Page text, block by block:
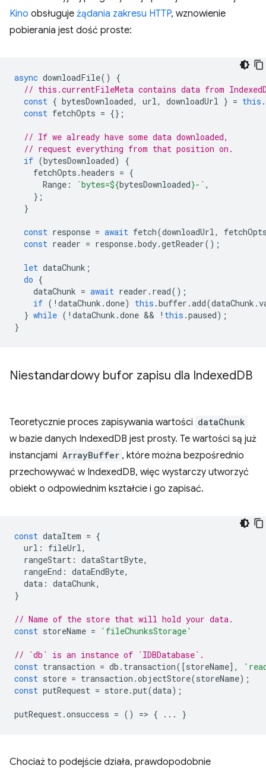
Kino obsługuje żądania zakresu HTTP, wznowienie
pobierania jest dość proste:
async downloadFile()
{
// this.currentFileMeta contains data from
const { bytesDownloaded, url, downloadUrl } = this .
const fetchOpts = {};
// If we already have some data downloaded,
// request everything from that position on.
if (bytesDownloaded)
{
fetchOpts .headers = {
Range : `bytes=${bytesDownloaded}-` ,
};
}
const response = await fetch(downloadUrl,
const reader = response.body.getReader();
let dataChunk ;
do {
dataChunk = await reader . read();
if ( ! dataChunk .done) this .buffer .add(dataChunk .
} while ( ! dataChunk .done && ! this .paused);
}
Niestandardowy bufor zapisu dla IndexedDB
Teoretycznie proces zapisywania wartości dataChunk
w bazie danych IndexedDB jest prosty. Te wartości są już
instancjami ArrayBuffer , które można bezpośrednio
przechowywać w IndexedDB, więc wystarczy utworzyć
obiekt o odpowiednim kształcie i go zapisać.
const dataItem = {
url : fileUrl,
rangeStart : dataStartByte,
rangeEnd : dataEndByte,
data : dataChunk,
}
// Name of the store that will hold your data.
const storeName = 'fileChunksStorage'
// `db` is an instance of `IDBDatabase`.
const transaction = db . transaction([storeName],
const store = transaction .objectStore(storeName);
const putRequest = store.put(data);
putRequest.onsuccess = () => { ... }
Chociaż to podejście działa, prawdopodobnie